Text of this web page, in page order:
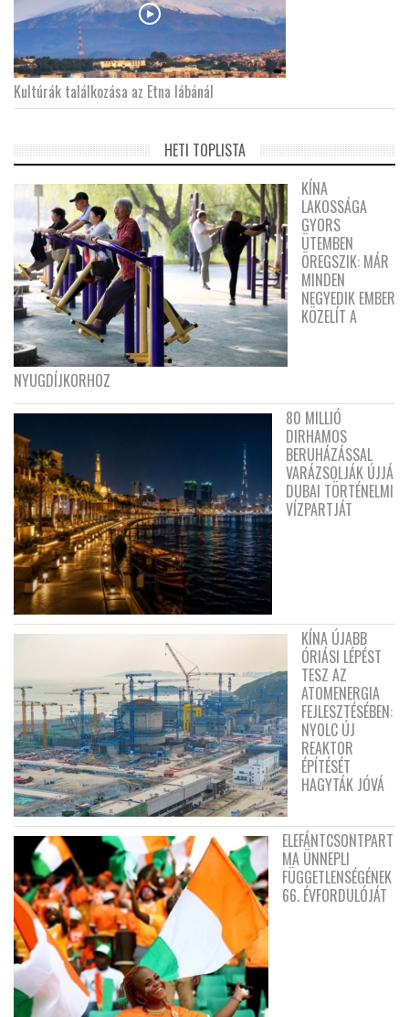
Kultúrák találkozása az Etna lábánál
HETI TOPLISTA
KÍNA
LAKOSSÁGA
GYORS
ÜTEMBEN
ÖREGSZIK: MÁR
MINDEN
NEGYEDIK EMBER
KÖZELÍT A
NYUGDÍJKORHOZ
80 MILLIÓ
DIRHAMOS
BERUHÁZÁSSAL
VARÁZSOLJÁK ÚJJÁ
DUBAI TÖRTÉNELMI
VÍZPARTJÁT
KÍNA ÚJABB
ÓRIÁSI LÉPÉST
TESZ AZ
ATOMENERGIA
FEJLESZTÉSÉBEN:
NYOLC ÚJ
REAKTOR
ÉPÍTÉSÉT
HAGYTÁK JÓVÁ
ELEFÁNTCSONTPART
MA ÜNNEPLI
FÜGGETLENSÉGÉNEK
66. ÉVFORDULÓJÁT